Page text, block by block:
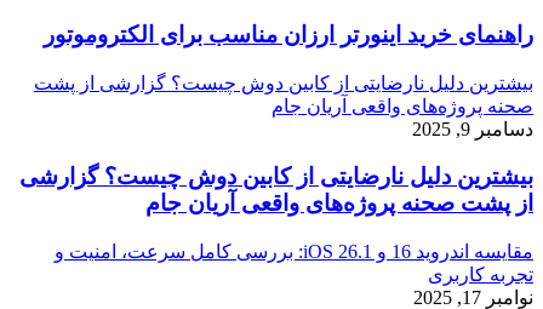
راهنمای خرید اینورتر ارزان مناسب برای الکتروموتور
بیشترین دلیل نارضایتی از کابین دوش چیست؟ گزارشی از پشت
صحنه پروژه‌های واقعی آریان جام
دسامبر 9, 2025
بیشترین دلیل نارضایتی از کابین دوش چیست؟ گزارشی
از پشت صحنه پروژه‌های واقعی آریان جام
مقایسه اندروید 16 و iOS 26.1: بررسی کامل سرعت، امنیت و
تجربه کاربری
نوامبر 17, 2025